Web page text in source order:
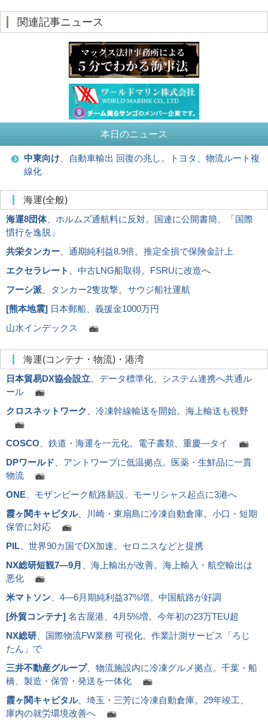
関連記事ニュース
本日のニュース
中東向け 、自動車輸出 回復の兆し。トヨタ、物流ルート複
線化
海運(全般)
海運8団体、ホルムズ通航料に反対。国連に公開書簡、「国際
慣行を逸脱」
共栄タンカー 、通期純利益8.9倍。推定全損で保険金計上
エクセラレート
、中古LNG船取得。FSRUに改造へ
フーシ派 、タンカー2隻攻撃。サウジ船社運航
[熊本地震] 日本郵船、義援金1000万円
山水インデックス
海運(コンテナ・物流)・港湾
日本貿易DX協会設立。データ標準化、システム連携へ共通ル
ール
クロスネットワーク
、冷凍幹線輸送を開始。海上輸送も視野
COSCO 、鉄道・海運を一元化。電子書類、重慶―タイ
DPワールド 、アントワープに低温拠点。医薬・生鮮品に一貫
物流
ONE 、モザンビーク航路新設。モーリシャス起点に3港へ
霞ヶ関キャピタル、川崎・東扇島に冷凍自動倉庫。小口・短期
保管に対応
PIL 、世界90カ国でDX加速。セロニスなどと提携
NX総研短観7―9月
、海上輸出が改善。海上輸入・航空輸出は
悪化
米マトソン 、4―6月期純利益37%増。中国航路が好調
[外貿コンテナ] 名古屋港、4月5%増。今年初の23万TEU超
NX総研 、国際物流FW業務 可視化。作業計測サービス「ろじ
たん」で
三井不動産グループ、物流施設内に冷凍グルメ拠点。千葉・船
橋、製造・保管・発送を一体化
霞ヶ関キャピタル、埼玉・三芳に冷凍自動倉庫。29年竣工、
庫内の就労環境改善へ